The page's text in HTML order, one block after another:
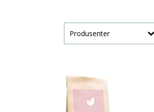
Produsenter